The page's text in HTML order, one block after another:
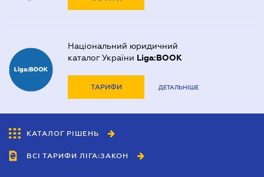
Національний юридичний
каталог України Liga:BOOK
ТАРИФИ ДЕТАЛЬНІШЕ
КАТАЛОГ РІШЕНЬ
ВСІ ТАРИФИ ЛІГА:ЗАКОН